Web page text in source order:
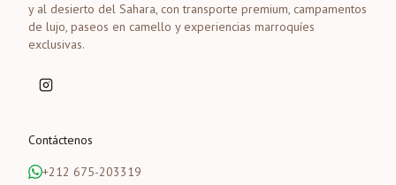
y al desierto del Sahara, con transporte premium, campamentos
de lujo, paseos en camello y experiencias marroquíes
exclusivas.
Contáctenos
+212 675-203319